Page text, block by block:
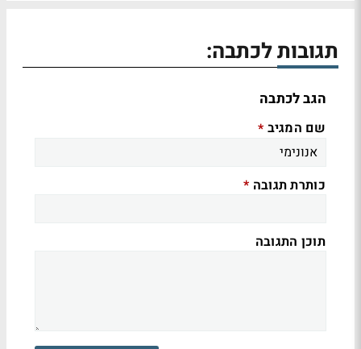
תגובות לכתבה:
הגב לכתבה
שם המגיב *
כותרת תגובה *
תוכן התגובה